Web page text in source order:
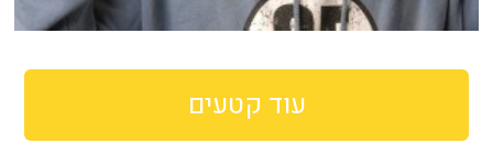
עוד קטעים